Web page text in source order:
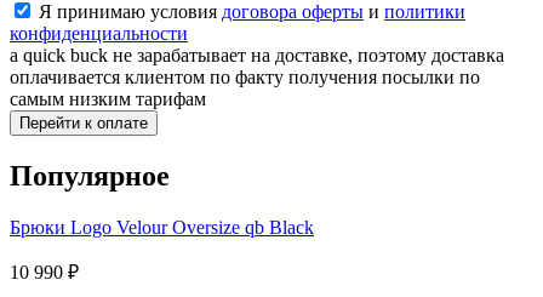
Я принимаю условия договора оферты и политики
конфиденциальности
a quick buck не зарабатывает на доставке, поэтому доставка
оплачивается клиентом по факту получения посылки по
самым низким тарифам
Перейти к оплате
Популярное
Брюки Logo Velour Oversize qb Black
10 990 ₽